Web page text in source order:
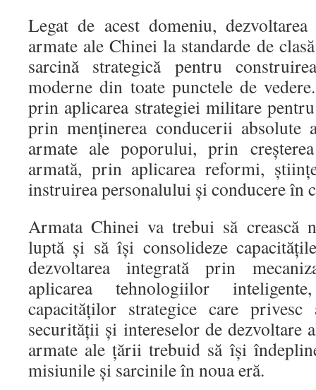
Legat de acest domeniu,
armate ale Chinei la standarde de
sarcină strategică pentru
moderne din toate punctele de
prin aplicarea strategiei militare
prin menținerea conducerii absolute
armate ale poporului, prin
armată, prin aplicarea reformi,
instruirea personalului și conducere în
Armata Chinei va trebui să crească
luptă și să își consolideze
dezvoltarea integrată prin
aplicarea tehnologiilor
capacităților strategice care privesc
securității și intereselor de dezvoltare
armate ale țării trebuid să își
misiunile și sarcinile în noua eră.